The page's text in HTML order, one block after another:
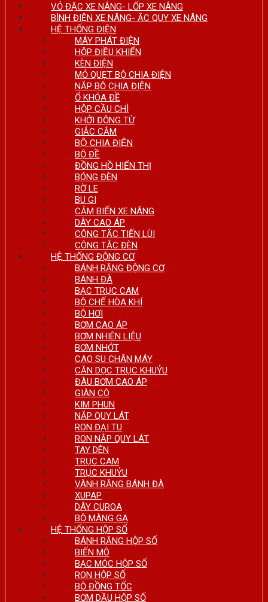
VỎ ĐẶC XE NÂNG- LỐP XE NÂNG
BÌNH ĐIỆN XE NÂNG- ẮC QUY XE NÂNG
HỆ THỐNG ĐIỆN
MÁY PHÁT ĐIỆN
HỘP ĐIỀU KHIỂN
KÈN ĐIỆN
MỎ QUẸT BỘ CHIA ĐIỆN
NẮP BỘ CHIA ĐIỆN
Ổ KHÓA ĐỀ
HỘP CẦU CHÌ
KHỞI ĐỘNG TỪ
GIẮC CẮM
BỘ CHIA ĐIỆN
BỘ ĐỀ
ĐỒNG HỒ HIỂN THỊ
BÓNG ĐÈN
RỜ LE
BU GI
CẢM BIẾN XE NÂNG
DÂY CAO ÁP
CÔNG TẮC TIẾN LÙI
CÔNG TẮC ĐÈN
HỆ THỐNG ĐỘNG CƠ
BÁNH RĂNG ĐỘNG CƠ
BÁNH ĐÀ
BẠC TRỤC CAM
BỘ CHẾ HÒA KHÍ
BỘ HƠI
BƠM CAO ÁP
BƠM NHIÊN LIỆU
BƠM NHỚT
CAO SU CHÂN MÁY
CĂN DỌC TRỤC KHUỶU
ĐÀU BƠM CAO ÁP
GIÀN CÒ
KIM PHUN
NẮP QUY LÁT
RON ĐẠI TU
RON NẮP QUY LÁT
TAY DÊN
TRỤC CAM
TRỤC KHUỶU
VÀNH RĂNG BÁNH ĐÀ
XUPAP
DÂY CUROA
BỘ MÀNG GA
HỆ THỐNG HỘP SỐ
BÁNH RĂNG HỘP SỐ
BIẾN MÔ
BẠC MÓC HỘP SỐ
RON HỘP SỐ
BỘ ĐỒNG TỐC
BƠM DẦU HỘP SỐ